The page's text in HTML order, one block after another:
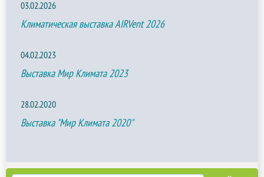
03.02.2026
Климатическая выставка AIRVent 2026
04.02.2023
Выставка Мир Климата 2023
28.02.2020
Выставка "Мир Климата 2020"